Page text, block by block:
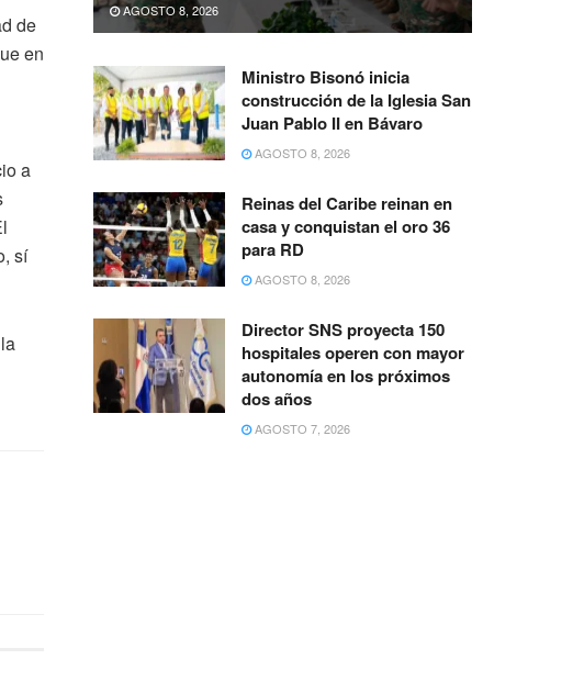
de
en
a
sí
AGOSTO 8, 2026
Ministro Bisonó inicia
construcción de la Iglesia San
Juan Pablo II en Bávaro
AGOSTO 8, 2026
Reinas del Caribe reinan en
casa y conquistan el oro 36
para RD
AGOSTO 8, 2026
Director SNS proyecta 150
hospitales operen con mayor
autonomía en los próximos
dos años
AGOSTO 7, 2026